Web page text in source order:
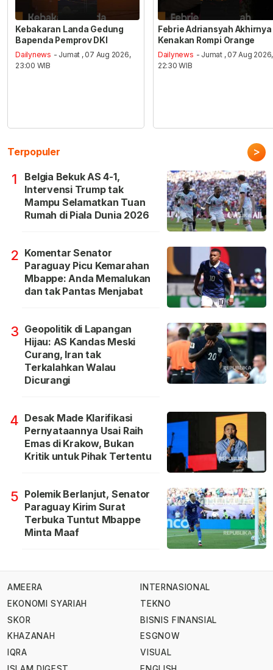
Kebakaran Landa Gedung
Bapenda Pemprov DKI
Dailynews - Jumat , 07 Aug 2026,
23:00 WIB
Febrie Adriansyah Akhirnya
Kenakan Rompi Orange
Dailynews - Jumat , 07 Aug 2026,
22:30 WIB
Terpopuler >
1
Belgia Bekuk AS 4-1,
Intervensi Trump tak
Mampu Selamatkan Tuan
Rumah di Piala Dunia 2026
2 Komentar Senator
Paraguay Picu Kemarahan
Mbappe: Anda Memalukan
dan tak Pantas Menjabat
3 Geopolitik di Lapangan
Hijau: AS Kandas Meski
Curang, Iran tak
Terkalahkan Walau
Dicurangi
4 Desak Made Klarifikasi
Pernyataannya Usai Raih
Emas di Krakow, Bukan
Kritik untuk Pihak Tertentu
5 Polemik Berlanjut, Senator
Paraguay Kirim Surat
Terbuka Tuntut Mbappe
Minta Maaf
AMEERA
EKONOMI SYARIAH
SKOR
KHAZANAH
IQRA
INTERNASIONAL
TEKNO
BISNIS FINANSIAL
ESGNOW
VISUAL